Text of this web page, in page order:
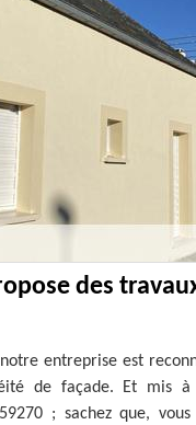
des
entreprise est
de façade. Et mis à
; sachez que,